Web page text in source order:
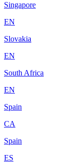
Singapore
EN
Slovakia
EN
South Africa
EN
Spain
CA
Spain
ES